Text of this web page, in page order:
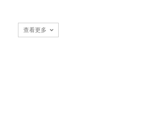
查看更多